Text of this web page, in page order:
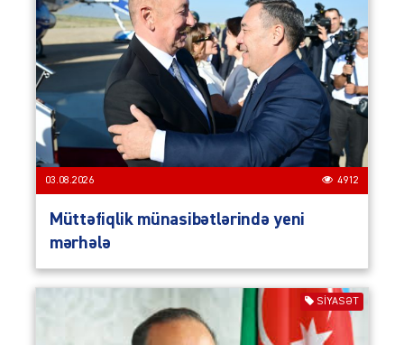
03.08.2026 4912
Müttəfiqlik münasibətlərində yeni
mərhələ
SIYASƏT